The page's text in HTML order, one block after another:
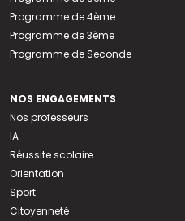
Programme de 4ème
Programme de 3ème
Programme de Seconde
NOS ENGAGEMENTS
Nos professeurs
IA
Réussite scolaire
Orientation
Sport
Citoyenneté